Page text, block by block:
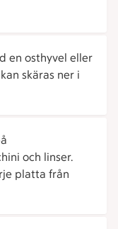
en osthyvel eller
skäras ner i
och linser.
platta från